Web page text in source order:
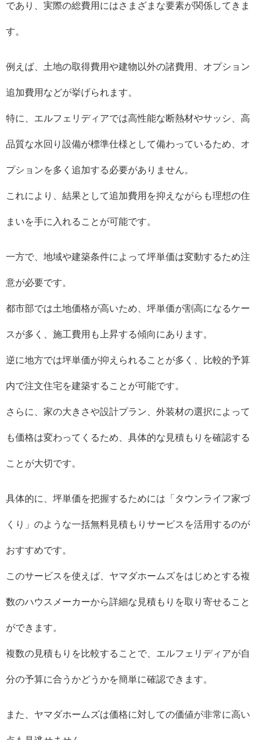
であり、実際の総費用にはさまざまな要素が関係してきま
す。
例えば、土地の取得費用や建物以外の諸費用、オプション
追加費用などが挙げられます。
特に、エルフェリディアでは高性能な断熱材やサッシ、高
品質な水回り設備が標準仕様として備わっているため、オ
プションを多く追加する必要がありません。
これにより、結果として追加費用を抑えながらも理想の住
まいを手に入れることが可能です。
一方で、地域や建築条件によって坪単価は変動するため注
意が必要です。
都市部では土地価格が高いため、坪単価が割高になるケー
スが多く、施工費用も上昇する傾向にあります。
逆に地方では坪単価が抑えられることが多く、比較的予算
内で注文住宅を建築することが可能です。
さらに、家の大きさや設計プラン、外装材の選択によって
も価格は変わってくるため、具体的な見積もりを確認する
ことが大切です。
具体的に、坪単価を把握するためには「タウンライフ家づ
くり」のような一括無料見積もりサービスを活用するのが
おすすめです。
このサービスを使えば、ヤマダホームズをはじめとする複
数のハウスメーカーから詳細な見積もりを取り寄せること
ができます。
複数の見積もりを比較することで、エルフェリディアが自
分の予算に合うかどうかを簡単に確認できます。
また、ヤマダホームズは価格に対しての価値が非常に高い